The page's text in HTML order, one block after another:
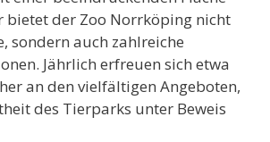
bietet der Zoo Norrköping nicht
sondern auch zahlreiche
Jährlich erfreuen sich etwa
an den vielfältigen Angeboten,
des Tierparks unter Beweis